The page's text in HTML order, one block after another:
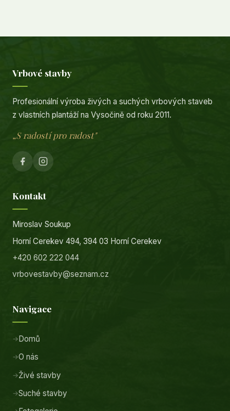
Vrbové stavby
Profesionální výroba živých a suchých vrbových staveb
z vlastních plantáží na Vysočině od roku 2011.
„S radostí pro radost"
Kontakt
Miroslav Soukup
Horní Cerekev 494, 394 03 Horní Cerekev
+420 602 222 044
vrbovestavby@seznam.cz
Navigace
Domů
O nás
Živé stavby
Suché stavby